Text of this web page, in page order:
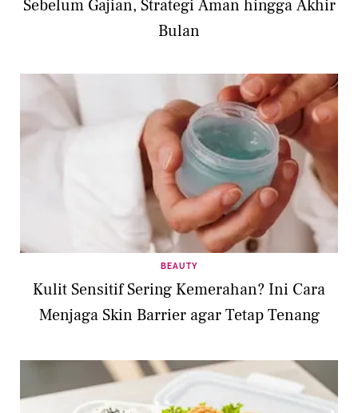
Sebelum Gajian, Strategi Aman hingga Akhir
Bulan
BEAUTY
Kulit Sensitif Sering Kemerahan? Ini Cara
Menjaga Skin Barrier agar Tetap Tenang